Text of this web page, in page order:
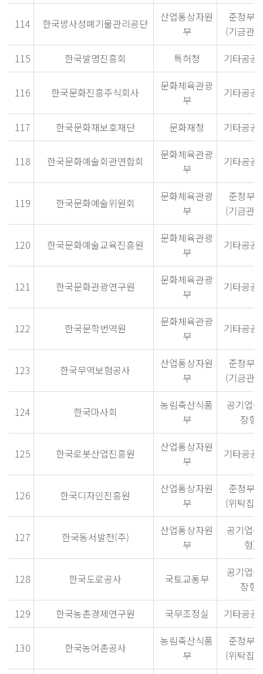
114 한국방사성폐기물관리공단
산업통상자원
부
준정부
(기금관
115
한국발명진흥회 특허청 기타공공
116 한국문화진흥주식회사
문화체육관광
부
기타공공
117 한국문화재보호재단 문화재청 기타공공
118 한국문화예술회관연합회
문화체육관광
부
기타공공
119 한국문화예술위원회
문화체육관광
부
준정부
(기금관
120 한국문화예술교육진흥원
문화체육관광
부
기타공공
121 한국문화관광연구원
문화체육관광
부
기타공공
122 한국문학번역원
문화체육관광
부
기타공공
123 한국무역보험공사
산업통상자원
부
준정부
(기금관
124 한국마사회
농림축산식품
부
공기업(
장형)
125 한국로봇산업진흥원
산업통상자원
부
기타공공
126 한국디자인진흥원
산업통상자원
부
준정부
(위탁집
127 한국동서발전(주)
산업통상자원
부
공기업(
형)
128 한국도로공사 국토교통부
공기업(
장형)
129
한국농촌경제연구원 국무조정실 기타공공
130 한국농어촌공사
농림축산식품
부
준정부
(위탁집